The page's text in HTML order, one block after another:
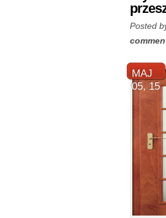
Posted
MAJ
05, 15